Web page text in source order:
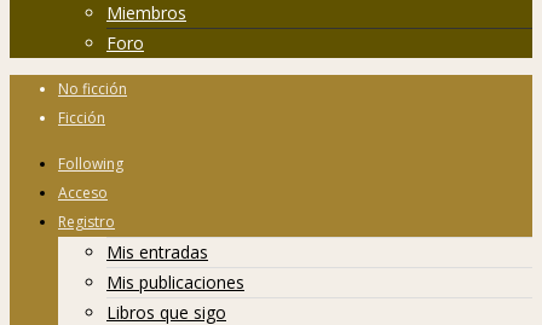
Miembros
Foro
No ficción
Ficción
Following
Acceso
Registro
Mis entradas
Mis publicaciones
Libros que sigo